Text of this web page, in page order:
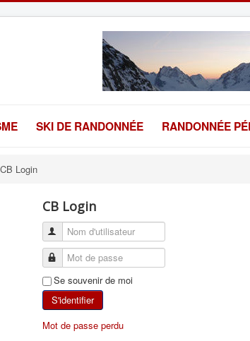
SKI DE RANDONNÉE RANDONNÉE
CB Login
CB Login
Se souvenir de moi
S'identifier
Mot de passe perdu